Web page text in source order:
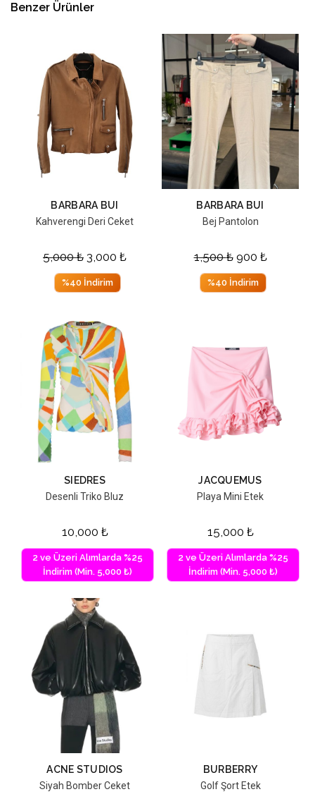
Benzer Ürünler
BARBARA BUI
Kahverengi Deri Ceket
5,000₺ 3,000 ₺
%40 İndirim
BARBARA BUI
Bej Pantolon
1,500₺ 900 ₺
%40 İndirim
SIEDRES
Desenli Triko Bluz
10,000 ₺
2 ve Üzeri Alımlarda %25
İndirim (Min. 5,000 ₺)
JACQUEMUS
Playa Mini Etek
15,000 ₺
2 ve Üzeri Alımlarda %25
İndirim (Min. 5,000 ₺)
ACNE STUDIOS
Siyah Bomber Ceket
BURBERRY
Golf Şort Etek